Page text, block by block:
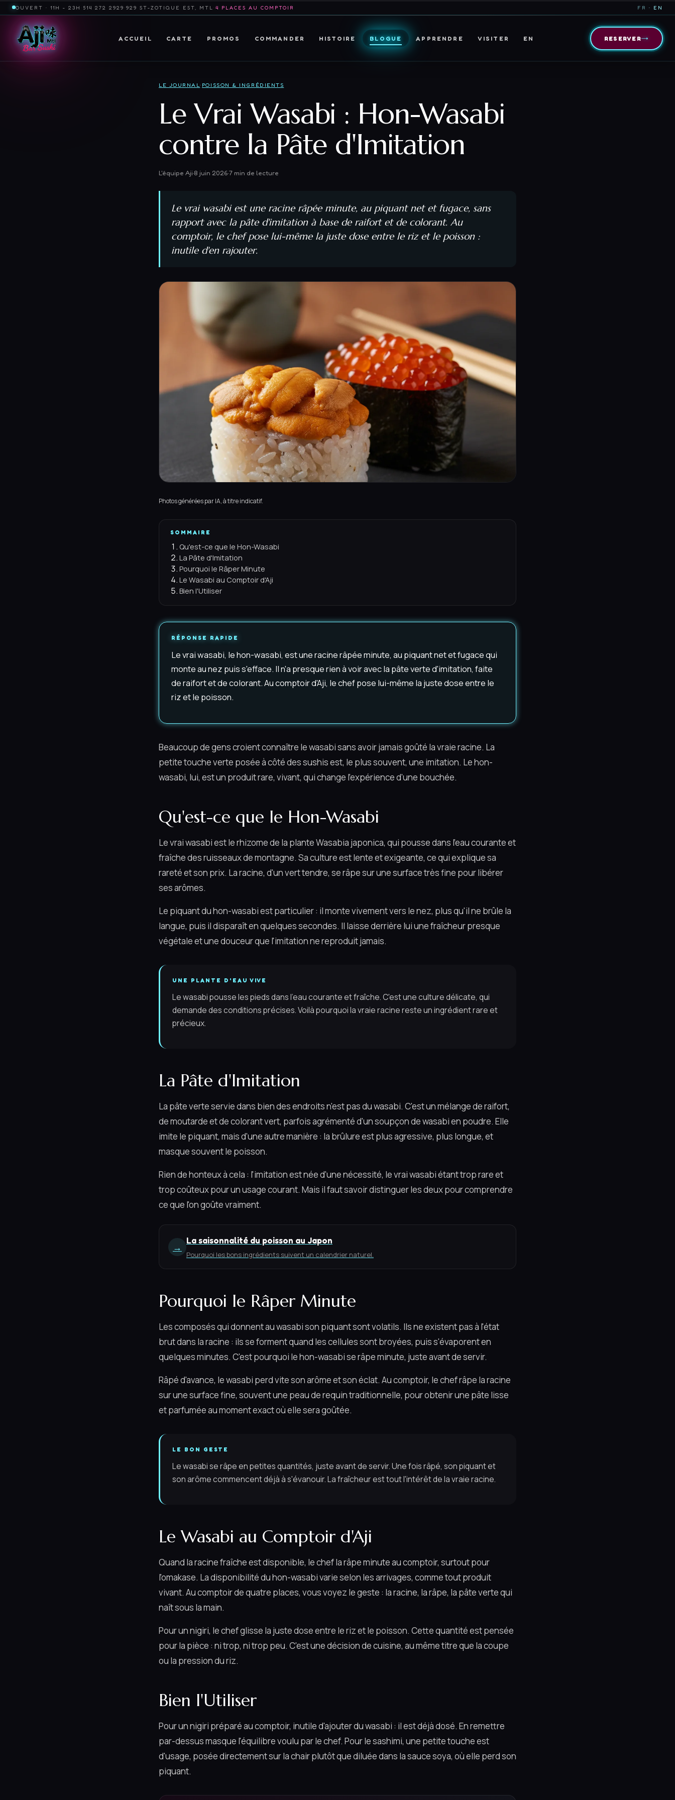
OUVERT · 11H - 23H 514 272 2929 929 ST-ZOTIQUE EST, MTL 4 PLACES AU COMPTOIR FR · EN
ACCUEIL CARTE PROMOS COMMANDER HISTOIRE BLOGUE APPRENDRE VISITER EN RESERVER→
LE JOURNAL· POISSON & INGRÉDIENTS
Le Vrai Wasabi : Hon-Wasabi
contre la Pâte d'Imitation
L'équipe Aji·8 juin 2026·7 min de lecture
Le vrai wasabi est une racine râpée minute, au piquant net et fugace, sans
rapport avec la pâte d'imitation à base de raifort et de colorant. Au
comptoir, le chef pose lui-même la juste dose entre le riz et le poisson :
inutile d'en rajouter.
Photos générées par IA, à titre indicatif.
SOMMAIRE
Qu'est-ce que le Hon-Wasabi
La Pâte d'Imitation
Pourquoi le Râper Minute
Le Wasabi au Comptoir d'Aji
Bien l'Utiliser
RÉPONSE RAPIDE
Le vrai wasabi, le hon-wasabi, est une racine râpée minute, au piquant net et fugace qui
monte au nez puis s'efface. Il n'a presque rien à voir avec la pâte verte d'imitation, faite
de raifort et de colorant. Au comptoir d'Aji, le chef pose lui-même la juste dose entre le
riz et le poisson.
Beaucoup de gens croient connaître le wasabi sans avoir jamais goûté la vraie racine. La
petite touche verte posée à côté des sushis est, le plus souvent, une imitation. Le hon-
wasabi, lui, est un produit rare, vivant, qui change l'expérience d'une bouchée.
Qu'est-ce que le Hon-Wasabi
Le vrai wasabi est le rhizome de la plante Wasabia japonica, qui pousse dans l'eau courante et
fraîche des ruisseaux de montagne. Sa culture est lente et exigeante, ce qui explique sa
rareté et son prix. La racine, d'un vert tendre, se râpe sur une surface très fine pour libérer
ses arômes.
Le piquant du hon-wasabi est particulier : il monte vivement vers le nez, plus qu'il ne brûle la
langue, puis il disparaît en quelques secondes. Il laisse derrière lui une fraîcheur presque
végétale et une douceur que l'imitation ne reproduit jamais.
UNE PLANTE D'EAU VIVE
Le wasabi pousse les pieds dans l'eau courante et fraîche. C'est une culture délicate, qui
demande des conditions précises. Voilà pourquoi la vraie racine reste un ingrédient rare et
précieux.
La Pâte d'Imitation
La pâte verte servie dans bien des endroits n'est pas du wasabi. C'est un mélange de raifort,
de moutarde et de colorant vert, parfois agrémenté d'un soupçon de wasabi en poudre. Elle
imite le piquant, mais d'une autre manière : la brûlure est plus agressive, plus longue, et
masque souvent le poisson.
Rien de honteux à cela : l'imitation est née d'une nécessité, le vrai wasabi étant trop rare et
trop coûteux pour un usage courant. Mais il faut savoir distinguer les deux pour comprendre
ce que l'on goûte vraiment.
→
La saisonnalité du poisson au Japon
Pourquoi les bons ingrédients suivent un calendrier naturel.
Pourquoi le Râper Minute
Les composés qui donnent au wasabi son piquant sont volatils. Ils ne existent pas à l'état
brut dans la racine : ils se forment quand les cellules sont broyées, puis s'évaporent en
quelques minutes. C'est pourquoi le hon-wasabi se râpe minute, juste avant de servir.
Râpé d'avance, le wasabi perd vite son arôme et son éclat. Au comptoir, le chef râpe la racine
sur une surface fine, souvent une peau de requin traditionnelle, pour obtenir une pâte lisse
et parfumée au moment exact où elle sera goûtée.
LE BON GESTE
Le wasabi se râpe en petites quantités, juste avant de servir. Une fois râpé, son piquant et
son arôme commencent déjà à s'évanouir. La fraîcheur est tout l'intérêt de la vraie racine.
Le Wasabi au Comptoir d'Aji
Quand la racine fraîche est disponible, le chef la râpe minute au comptoir, surtout pour
l'omakase. La disponibilité du hon-wasabi varie selon les arrivages, comme tout produit
vivant. Au comptoir de quatre places, vous voyez le geste : la racine, la râpe, la pâte verte qui
naît sous la main.
Pour un nigiri, le chef glisse la juste dose entre le riz et le poisson. Cette quantité est pensée
pour la pièce : ni trop, ni trop peu. C'est une décision de cuisine, au même titre que la coupe
ou la pression du riz.
Bien l'Utiliser
Pour un nigiri préparé au comptoir, inutile d'ajouter du wasabi : il est déjà dosé. En remettre
par-dessus masque l'équilibre voulu par le chef. Pour le sashimi, une petite touche est
d'usage, posée directement sur la chair plutôt que diluée dans la sauce soya, où elle perd son
piquant.